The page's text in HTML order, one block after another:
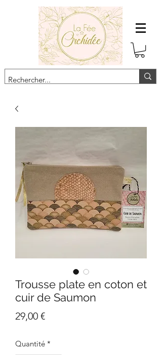
Trousse plate en coton et
cuir de Saumon
29,00 €Prix
Quantité *